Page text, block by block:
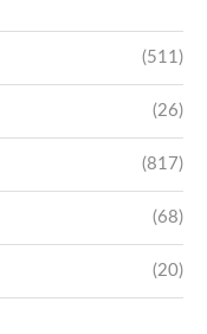
(511)
(26)
(817)
(68)
(20)